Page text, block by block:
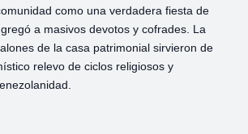
como una verdadera fiesta de
a masivos devotos y cofrades. La
de la casa patrimonial sirvieron de
relevo de ciclos religiosos y